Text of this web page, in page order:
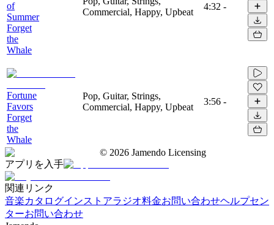
of
Summer
Forget
the
Whale
Commercial, Happy, Upbeat
4:32 -
Fortune
Favors
Forget
the
Whale
Pop, Guitar, Strings,
Commercial, Happy, Upbeat
3:56 -
© 2026 Jamendo Licensing
アプリを入手
関連リンク
音楽カタログインストアラジオ料金お問い合わせヘルプセン
ターお問い合わせ